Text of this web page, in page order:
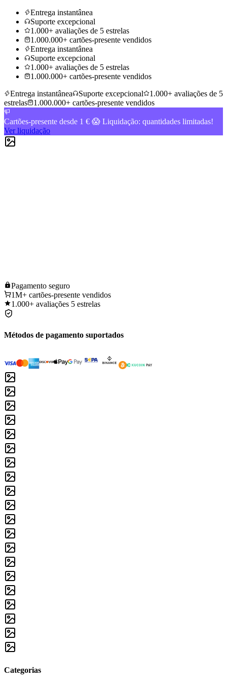
Entrega instantânea
Suporte excepcional
1.000+ avaliações de 5 estrelas
1.000.000+ cartões-presente vendidos
Entrega instantânea
Suporte excepcional
1.000+ avaliações de 5 estrelas
1.000.000+ cartões-presente vendidos
Entrega instantânea
Suporte excepcional
1.000+ avaliações de 5
estrelas
1.000.000+ cartões-presente vendidos
Cartões-presente desde 1 € 😱 Liquidação: quantidades limitadas!
Ver liquidação
Pagamento seguro
1M+ cartões-presente vendidos
1.000+ avaliações 5 estrelas
Métodos de pagamento suportados
Categorias